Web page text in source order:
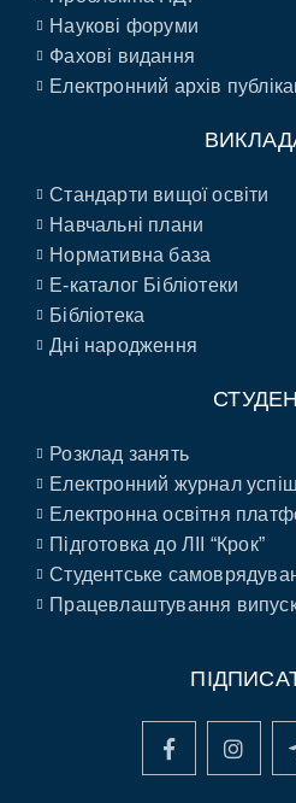
Наукові форуми
Фахові видання
Електронний архів
Стандарти вищої освіти
Навчальні плани
Нормативна база
E-каталог Бібліотеки
Бібліотека
Дні народження
Розклад занять
Електронний журнал
Електронна освітня
Підготовка до ЛІІ “Крок”
Студентське
Працевлаштування